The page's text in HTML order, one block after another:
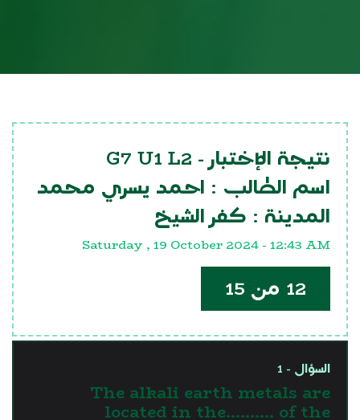
نتيجة الإختبار - G7 U1 L2
اسم الطالب : احمد يسري محمد
المدينة : كفر الشيخ
Saturday , 19 October 2024 - 12:43 AM
12 من 15
السؤال - 1
The alkali earth metals are
located in the.......... of the